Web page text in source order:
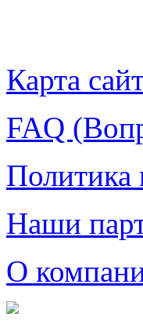
Карта
FAQ
Политика
Наши
О